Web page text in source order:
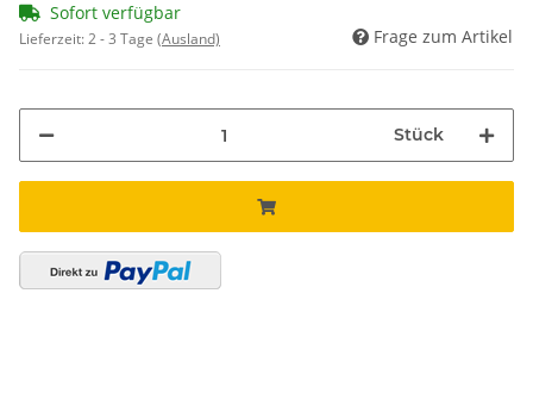
Sofort verfügbar
Lieferzeit:2 - 3 Tage (Ausland) Frage zum Artikel
Stück